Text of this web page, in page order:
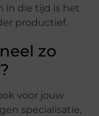
in die tijd is het
productief.
zo
voor jouw
specialisatie,